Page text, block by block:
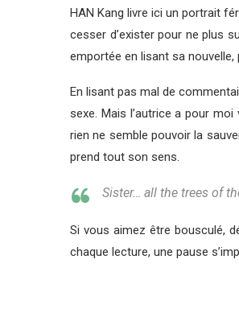
HAN Kang livre ici un portrait
cesser d’exister pour ne plus
emportée en lisant sa nouvelle,
En lisant pas mal de
sexe. Mais l’autrice a pour
rien ne semble pouvoir la
prend tout son sens.
Sister… all the trees of
Si vous aimez être bousculé,
chaque lecture, une pause